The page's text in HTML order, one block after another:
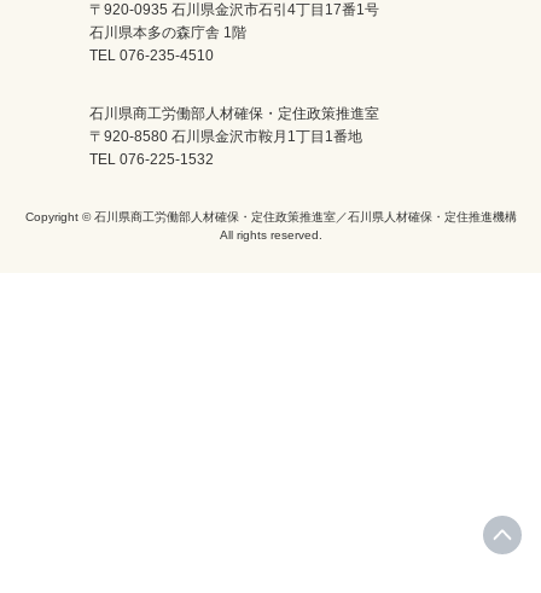
〒920-0935 石川県金沢市石引4丁目17番1号
石川県本多の森庁舎 1階
TEL 076-235-4510
石川県商工労働部人材確保・定住政策推進室
〒920-8580 石川県金沢市鞍月1丁目1番地
TEL 076-225-1532
Copyright © 石川県商工労働部人材確保・定住政策推進室／石川県人材確保・定住推進機構
All rights reserved.